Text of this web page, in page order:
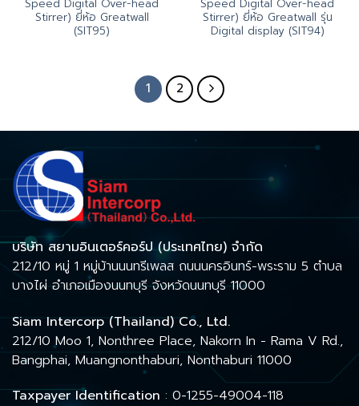
Speed Digital Over-head
Stirrer) ยี่ห้อ Greatwall
(SIT95)
Speed Digital Over-head
Stirrer) ยี่ห้อ Greatwall รุ่น
Digital display (SIT94)
1 2
บริษัท สยามอินเตอร์คอร์ป (ประเทศไทย) จำกัด
212/10 หมู่ 1 หมู่บ้านนนทรีเพลส ถนนนครอินทร์-พระราม 5 ตำบล
บางไผ่ อำเภอเมืองนนทบุรี จังหวัดนนทบุรี 11000
Siam Intercorp (Thailand) Co., Ltd.
212/10 Moo 1, Nonthree Place, Nakorn In - Rama V Rd.,
Bangphai, Muangnonthaburi, Nonthaburi 11000
Taxpayer Identification : 0-1255-49004-118